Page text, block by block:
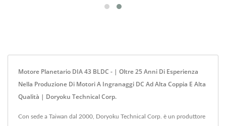
Motore Planetario DIA 43 BLDC - | Oltre 25 Anni Di Esperienza
Nella Produzione Di Motori A Ingranaggi DC Ad Alta Coppia E Alta
Qualità | Doryoku Technical Corp.
Con sede a Taiwan dal 2000, Doryoku Technical Corp. è un produttore